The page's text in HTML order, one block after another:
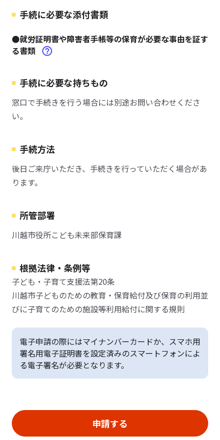
手続に必要な添付書類
●就労証明書や障害者手帳等の保育が必要な事由を証す
る書類
手続に必要な持ちもの
窓口で手続きを行う場合には別途お問い合わせくださ
い。
手続方法
後日ご来庁いただき、手続きを行っていただく場合があ
ります。
所管部署
川越市役所こども未来部保育課
根拠法律・条例等
子ども・子育て支援法第20条
川越市子どものための教育・保育給付及び保育の利用並
びに子育てのための施設等利用給付に関する規則
電子申請の際にはマイナンバーカードか、スマホ用
署名用電子証明書を設定済みのスマートフォンによ
る電子署名が必要となります。